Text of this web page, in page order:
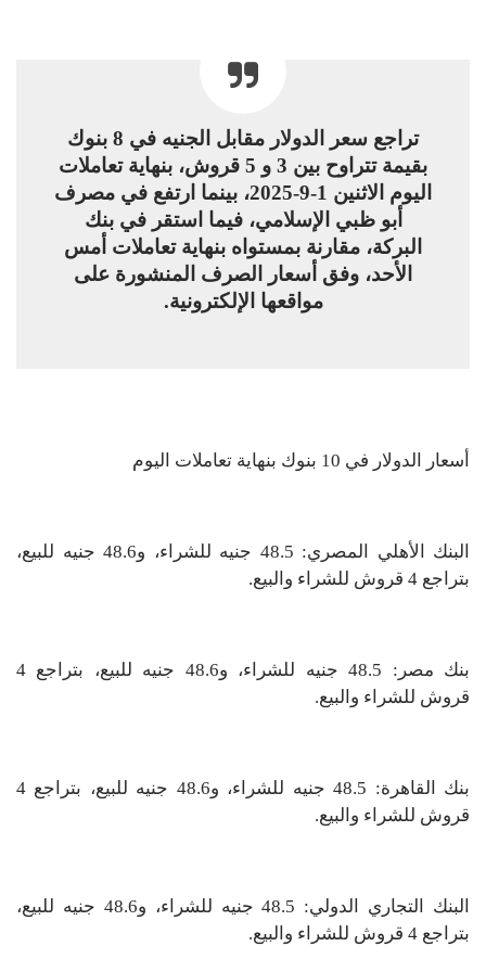
تراجع سعر الدولار مقابل الجنيه في 8 بنوك
بقيمة تتراوح بين 3 و 5 قروش، بنهاية تعاملات
اليوم الاثنين 1-9-2025، بينما ارتفع في مصرف
أبو ظبي الإسلامي، فيما استقر في بنك
البركة، مقارنة بمستواه بنهاية تعاملات أمس
الأحد، وفق أسعار الصرف المنشورة على
مواقعها الإلكترونية.
أسعار الدولار في 10 بنوك بنهاية تعاملات اليوم
البنك الأهلي المصري: 48.5 جنيه للشراء، و48.6 جنيه للبيع،
بتراجع 4 قروش للشراء والبيع.
بنك مصر: 48.5 جنيه للشراء، و48.6 جنيه للبيع، بتراجع 4
قروش للشراء والبيع.
بنك القاهرة: 48.5 جنيه للشراء، و48.6 جنيه للبيع، بتراجع 4
قروش للشراء والبيع.
البنك التجاري الدولي: 48.5 جنيه للشراء، و48.6 جنيه للبيع،
بتراجع 4 قروش للشراء والبيع.